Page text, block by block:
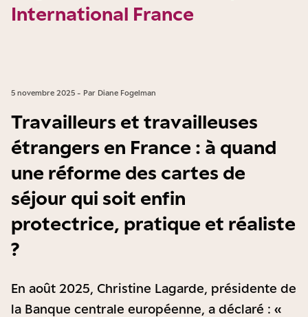
International France
5 novembre 2025 - Par Diane Fogelman
Travailleurs et travailleuses
étrangers en France : à quand
une réforme des cartes de
séjour qui soit enfin
protectrice, pratique et réaliste
?
En août 2025, Christine Lagarde, présidente de
la Banque centrale européenne, a déclaré : «